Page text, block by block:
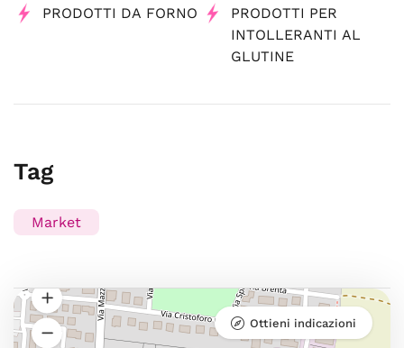
PRODOTTI DA FORNO
PRODOTTI PER
INTOLLERANTI AL
GLUTINE
Tag
Market
Ottieni indicazioni